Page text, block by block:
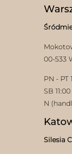
00-533
PN - PT
SB
N
Silesia